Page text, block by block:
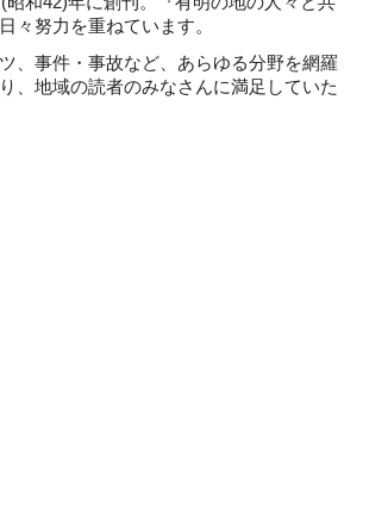
々努力を重ねています。
、事件・事故など、あらゆる分野を網羅
、地域の読者のみなさんに満足していた